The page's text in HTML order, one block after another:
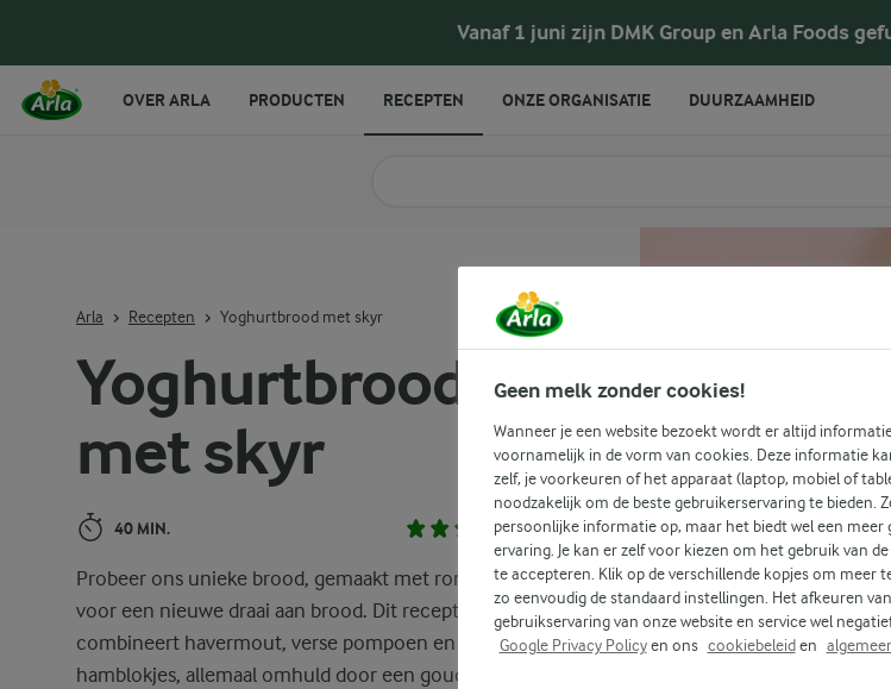
Vanaf 1 juni zijn DMK Group en Arla Foods
Yoghurtbrood
met skyr
40 MIN. (1)
Probeer ons unieke brood, gemaakt met romige skyr
voor een nieuwe draai aan brood. Dit recept
combineert havermout, verse pompoen en hartige
hamblokjes, allemaal omhuld door een goudbruine,
Arla Recepten Yoghurtbrood met skyr
OVER ARLA PRODUCTEN RECEPTEN ONZE ORGANISATIE DUURZAAMHEID
Geen melk zonder cookies!
Wanneer je een website bezoekt wordt er altijd
voornamelijk in de vorm van cookies. Deze informatie
zelf, je voorkeuren of het apparaat (laptop, mobiel of
noodzakelijk om de beste gebruikerservaring te bieden.
persoonlijke informatie op, maar het biedt wel een meer
ervaring. Je kan er zelf voor kiezen om het gebruik van
te accepteren. Klik op de verschillende kopjes om meer
zo eenvoudig de standaard instellingen. Het afkeuren
gebruikservaring van onze website en service wel
Google Privacy Policyen ons cookiebeleiden